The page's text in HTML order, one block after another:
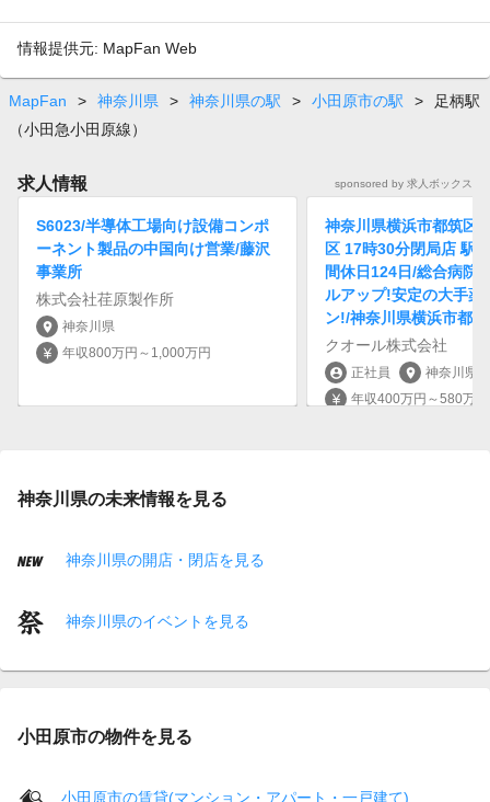
情報提供元: MapFan Web
MapFan > 神奈川県 > 神奈川県の駅 > 小田原市の駅 >
足柄駅
（小田急小田原線）
求人情報 sponsored by 求人ボックス
S6023/半導体工場向け設備コンポ
ーネント製品の中国向け営業/藤沢
事業所
株式会社荏原製作所
location_on 神奈川県
currency_yen 年収800万円～1,000万円
神奈川県横浜市都筑区
区 17時30分閉局店 駅
間休日124日/総合病院
ルアップ!安定の大手薬
ン!/神奈川県横浜市都
クオール株式会社
account_circle 正社員 location_on 神奈川県
currency_yen 年収400万円～580万円
神奈川県の未来情報を見る
神奈川県の開店・閉店を見る
神奈川県のイベントを見る
小田原市の物件を見る
小田原市の賃貸(マンション・アパート・一戸建て)